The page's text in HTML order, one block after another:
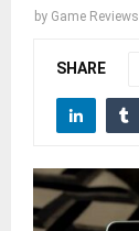
by Game Reviews
SHARE